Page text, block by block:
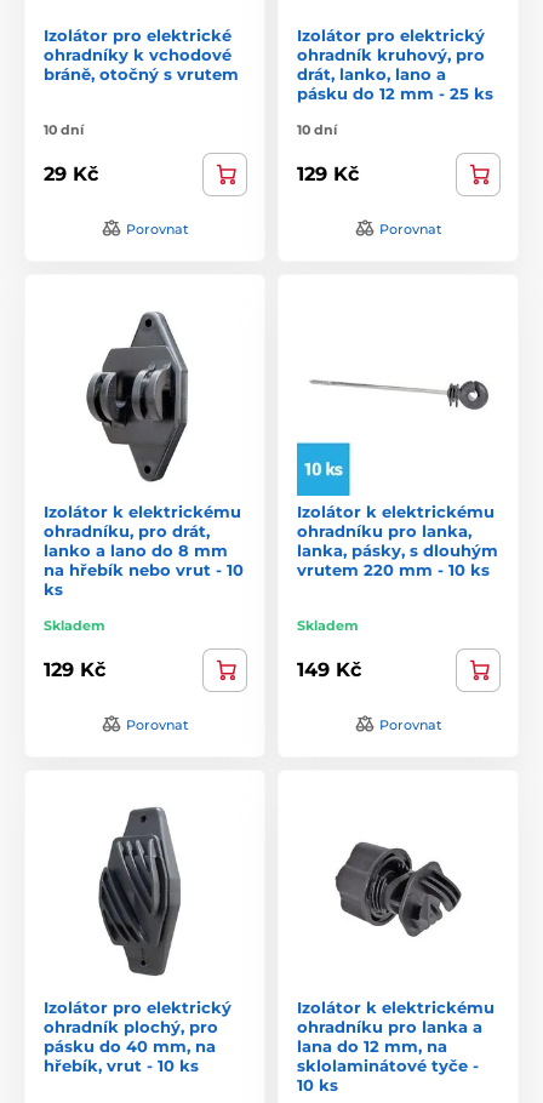
Izolátor pro elektrické
ohradníky k vchodové
bráně, otočný s vrutem
10 dní
29 Kč
Porovnat
Izolátor pro elektrický
ohradník kruhový, pro
drát, lanko, lano a
pásku do 12 mm - 25 ks
10 dní
129 Kč
Porovnat
Izolátor k elektrickému
ohradníku, pro drát,
lanko a lano do 8 mm
na hřebík nebo vrut - 10
ks
Skladem
129 Kč
Porovnat
Izolátor k elektrickému
ohradníku pro lanka,
lanka, pásky, s dlouhým
vrutem 220 mm - 10 ks
Skladem
149 Kč
Porovnat
Izolátor pro elektrický
ohradník plochý, pro
pásku do 40 mm, na
hřebík, vrut - 10 ks
Izolátor k elektrickému
ohradníku pro lanka a
lana do 12 mm, na
sklolaminátové tyče -
10 ks